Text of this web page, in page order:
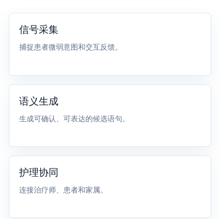
信号采集
捕捉患者微弱意图和交互反馈。
语义生成
生成可确认、可表达的候选语句。
护理协同
连接治疗师、患者和家属。